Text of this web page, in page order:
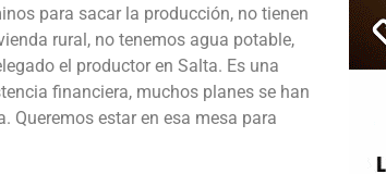
para sacar la producción, no tienen
rural, no tenemos agua potable,
el productor en Salta. Es una
financiera, muchos planes se han
Queremos estar en esa mesa para